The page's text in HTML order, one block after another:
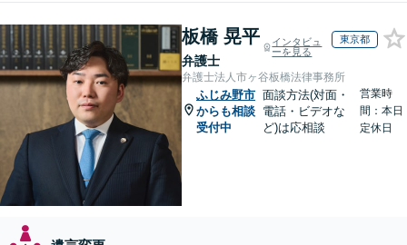
板橋 晃平
弁護士
インタビュ
ーを見る
東京都
弁護士法人市ヶ谷板橋法律事務所
ふじみ野市
からも相談
受付中
面談方法(対面・
電話・ビデオな
ど)は応相談
営業時
間：本日
定休日